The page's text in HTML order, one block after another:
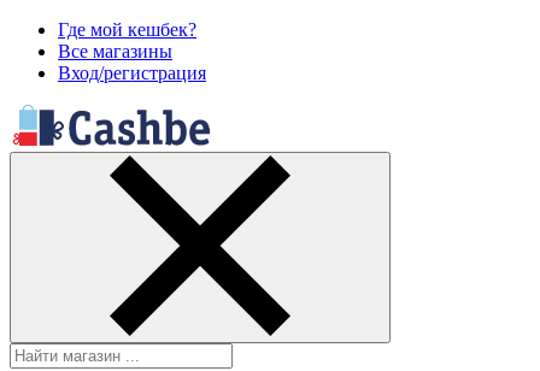
Где мой кешбек?
Все магазины
Вход/регистрация